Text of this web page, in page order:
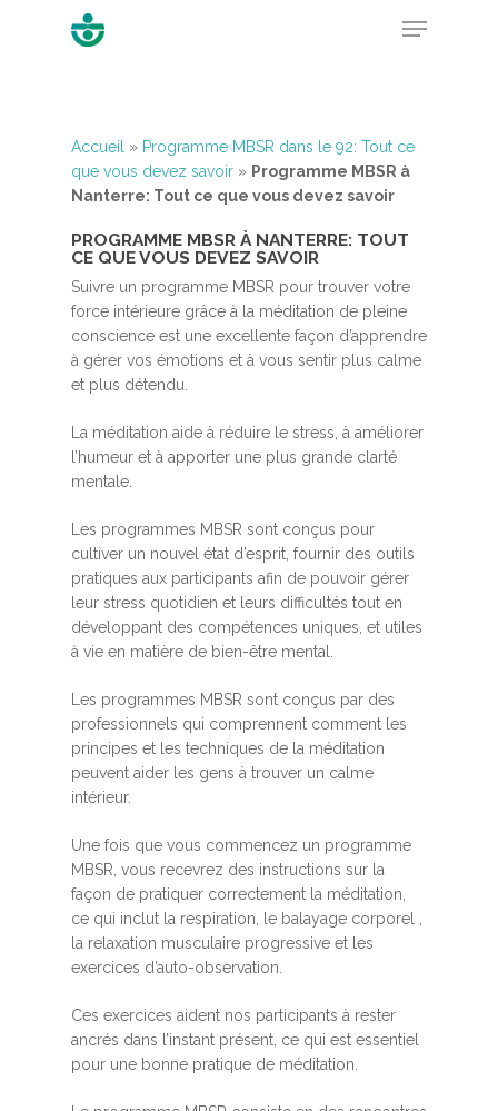
Hit enter to search or ESC to close
Accueil » Programme MBSR dans le 92: Tout ce
que vous devez savoir » Programme MBSR à
Nanterre: Tout ce que vous devez savoir
PROGRAMME MBSR À NANTERRE: TOUT
CE QUE VOUS DEVEZ SAVOIR
Suivre un programme MBSR pour trouver votre
force intérieure grâce à la méditation de pleine
conscience est une excellente façon d’apprendre
à gérer vos émotions et à vous sentir plus calme
et plus détendu.
La méditation aide à réduire le stress, à améliorer
l’humeur et à apporter une plus grande clarté
mentale.
Les programmes MBSR sont conçus pour
cultiver un nouvel état d’esprit, fournir des outils
pratiques aux participants afin de pouvoir gérer
leur stress quotidien et leurs difficultés tout en
développant des compétences uniques, et utiles
à vie en matière de bien-être mental.
Les programmes MBSR sont conçus par des
professionnels qui comprennent comment les
principes et les techniques de la méditation
peuvent aider les gens à trouver un calme
intérieur.
Une fois que vous commencez un programme
MBSR, vous recevrez des instructions sur la
façon de pratiquer correctement la méditation,
ce qui inclut la respiration, le balayage corporel ,
la relaxation musculaire progressive et les
exercices d’auto-observation.
Ces exercices aident nos participants à rester
ancrés dans l’instant présent, ce qui est essentiel
pour une bonne pratique de méditation.